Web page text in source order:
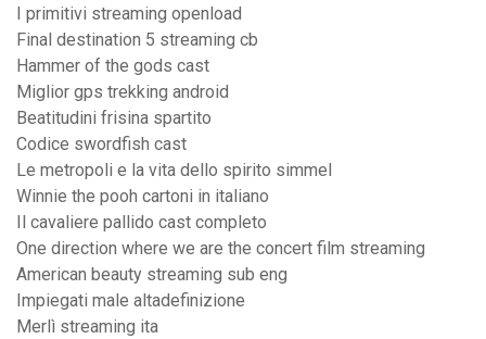
I primitivi streaming openload
Final destination 5 streaming cb
Hammer of the gods cast
Miglior gps trekking android
Beatitudini frisina spartito
Codice swordfish cast
Le metropoli e la vita dello spirito simmel
Winnie the pooh cartoni in italiano
Il cavaliere pallido cast completo
One direction where we are the concert film streaming
American beauty streaming sub eng
Impiegati male altadefinizione
Merlì streaming ita